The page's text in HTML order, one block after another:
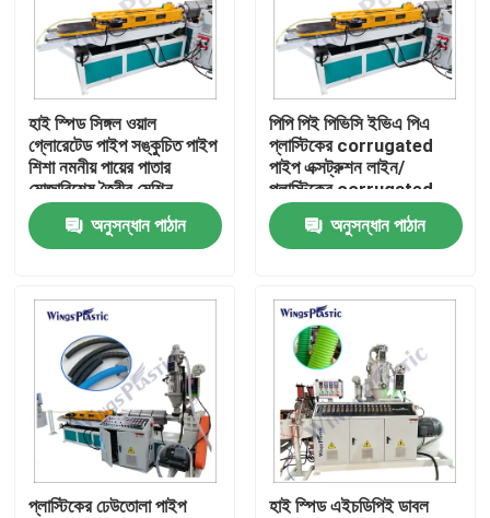
আমাদের সম্পর্কে
কারখানা ভ্রমণ
হাই স্পিড সিঙ্গল ওয়াল
গ্লোরেটেড পাইপ সঙ্কুচিত পাইপ
শিশা নমনীয় পায়ের পাতার
মোজাবিশেষ তৈরীর মেশিন
অনুসন্ধান পাঠান
পিপি পিই পিভিসি ইভিএ পিএ
প্লাস্টিকের corrugated
পাইপ এক্সট্রুশন লাইন/
প্লাস্টিকের corrugated
পাইপ এক্সট্রুশন মেশিন
অনুসন্ধান পাঠান
প্লাস্টিকের ঢেউতোলা পাইপ
হাই স্পিড এইচডিপিই ডাবল